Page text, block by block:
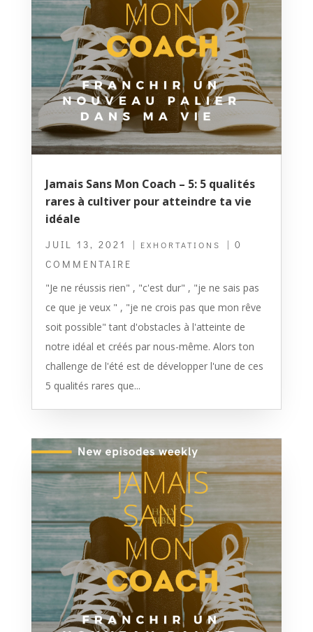
Jamais Sans Mon Coach – 5: 5 qualités
rares à cultiver pour atteindre ta vie
idéale
JUIL 13, 2021 | EXHORTATIONS
| 0
COMMENTAIRE
"Je ne réussis rien" , "c'est dur" , "je ne sais pas
ce que je veux " , "je ne crois pas que mon rêve
soit possible" tant d'obstacles à l'atteinte de
notre idéal et créés par nous-même. Alors ton
challenge de l'été est de développer l'une de ces
5 qualités rares que...